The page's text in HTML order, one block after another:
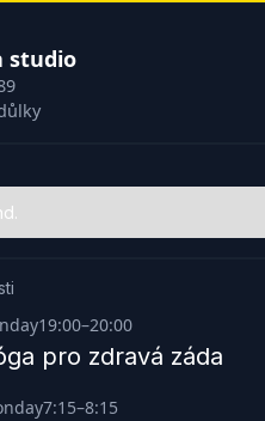
studio
19:00–20:00
pro zdravá záda
7:15–8:15